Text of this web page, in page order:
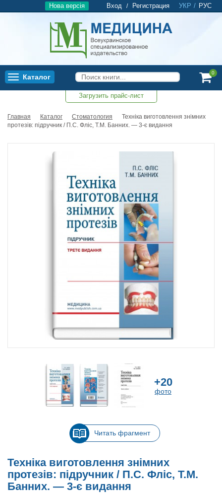
УКР / РУС
Вход / Регистрация
Нова версія
Toggle
Каталог
0
Загрузить прайс-лист
Главная Каталог Стоматология
Техніка виготовлення знімних
протезів: підручник / П.С. Фліс, Т.М. Банних. — 3-є видання
+20
фото
Читать фрагмент
Техніка виготовлення знімних
протезів: підручник / П.С. Фліс, Т.М.
Банних. — 3-є видання